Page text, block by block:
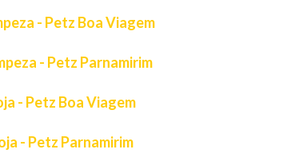
- Petz Boa Viagem
- Petz Parnamirim
- Petz Boa Viagem
- Petz Parnamirim